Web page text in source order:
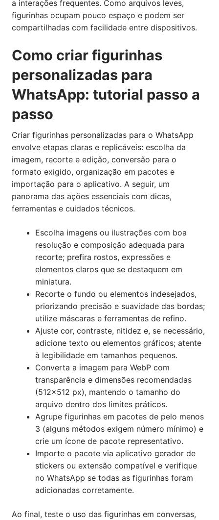
a interações frequentes. Como arquivos leves,
figurinhas ocupam pouco espaço e podem ser
compartilhadas com facilidade entre dispositivos.
Como criar figurinhas
personalizadas para
WhatsApp: tutorial passo a
passo
Criar figurinhas personalizadas para o WhatsApp
envolve etapas claras e replicáveis: escolha da
imagem, recorte e edição, conversão para o
formato exigido, organização em pacotes e
importação para o aplicativo. A seguir, um
panorama das ações essenciais com dicas,
ferramentas e cuidados técnicos.
Escolha imagens ou ilustrações com boa
resolução e composição adequada para
recorte; prefira rostos, expressões e
elementos claros que se destaquem em
miniatura.
Recorte o fundo ou elementos indesejados,
priorizando precisão e suavidade das bordas;
utilize máscaras e ferramentas de refino.
Ajuste cor, contraste, nitidez e, se necessário,
adicione texto ou elementos gráficos; atente
à legibilidade em tamanhos pequenos.
Converta a imagem para WebP com
transparência e dimensões recomendadas
(512×512 px), mantendo o tamanho do
arquivo dentro dos limites práticos.
Agrupe figurinhas em pacotes de pelo menos
3 (alguns métodos exigem número mínimo) e
crie um ícone de pacote representativo.
Importe o pacote via aplicativo gerador de
stickers ou extensão compatível e verifique
no WhatsApp se todas as figurinhas foram
adicionadas corretamente.
Ao final, teste o uso das figurinhas em conversas,